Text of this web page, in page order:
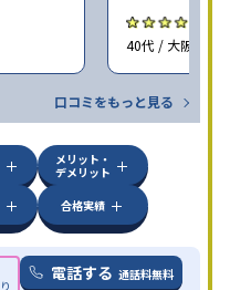
40代 / 大阪府 女
口コミをもっと見る
メリット・
デメリット
合格実績
電話する 通話料無料